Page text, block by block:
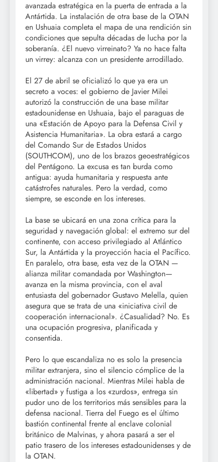
avanzada estratégica en la puerta de entrada a la
Antártida. La instalación de otra base de la OTAN
en Ushuaia completa el mapa de una rendición sin
condiciones que sepulta décadas de lucha por la
soberanía. ¿El nuevo virreinato? Ya no hace falta
un virrey: alcanza con un presidente arrodillado.
El 27 de abril se oficializó lo que ya era un
secreto a voces: el gobierno de Javier Milei
autorizó la construcción de una base militar
estadounidense en Ushuaia, bajo el paraguas de
una «Estación de Apoyo para la Defensa Civil y
Asistencia Humanitaria». La obra estará a cargo
del Comando Sur de Estados Unidos
(SOUTHCOM), uno de los brazos geoestratégicos
del Pentágono. La excusa es tan burda como
antigua: ayuda humanitaria y respuesta ante
catástrofes naturales. Pero la verdad, como
siempre, se esconde en los intereses.
La base se ubicará en una zona crítica para la
seguridad y navegación global: el extremo sur del
continente, con acceso privilegiado al Atlántico
Sur, la Antártida y la proyección hacia el Pacífico.
En paralelo, otra base, esta vez de la OTAN —
alianza militar comandada por Washington—
avanza en la misma provincia, con el aval
entusiasta del gobernador Gustavo Melella, quien
asegura que se trata de una «iniciativa civil de
cooperación internacional». ¿Casualidad? No. Es
una ocupación progresiva, planificada y
consentida.
Pero lo que escandaliza no es solo la presencia
militar extranjera, sino el silencio cómplice de la
administración nacional. Mientras Milei habla de
«libertad» y fustiga a los «zurdos», entrega sin
pudor uno de los territorios más sensibles para la
defensa nacional. Tierra del Fuego es el último
bastión continental frente al enclave colonial
británico de Malvinas, y ahora pasará a ser el
patio trasero de los intereses estadounidenses y de
la OTAN.